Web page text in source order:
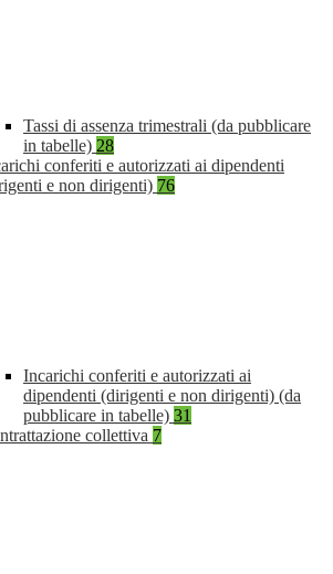
Tassi di assenza trimestrali (da pubblicare
in tabelle) 28
conferiti e autorizzati ai dipendenti
e non dirigenti) 76
Incarichi conferiti e autorizzati ai
dipendenti (dirigenti e non dirigenti) (da
pubblicare in tabelle) 31
collettiva 7